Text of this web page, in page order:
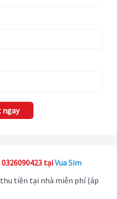
tạiVua Sim
thu tiền tại nhà miễn phí (áp